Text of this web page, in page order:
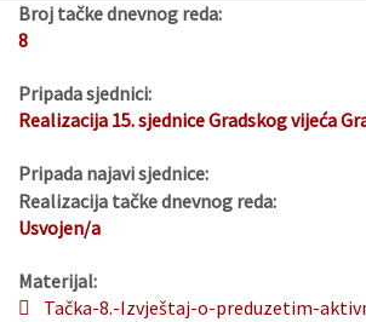
Broj tačke dnevnog reda:
8
Pripada sjednici:
Realizacija 15. sjednice Gradskog vijeća
Pripada najavi sjednice:
Realizacija tačke dnevnog reda:
Usvojen/a
Materijal:
Tačka-8.-Izvještaj-o-preduzetim-